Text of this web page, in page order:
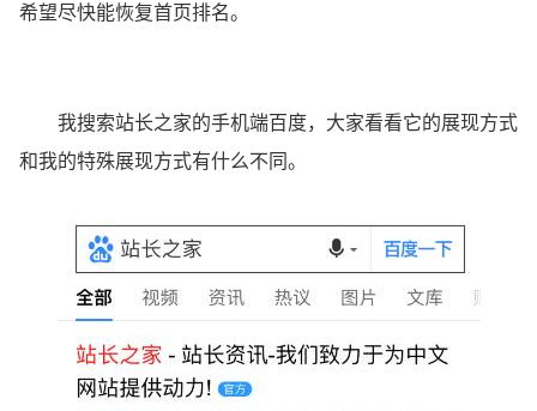
希望尽快能恢复首页排名。
我搜索站长之家的手机端百度，大家看看它的展现方式
和我的特殊展现方式有什么不同。